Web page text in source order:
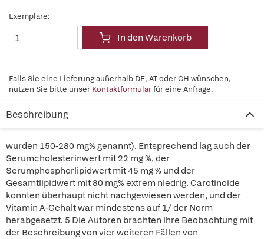
Exemplare:
In den Warenkorb
Falls Sie eine Lieferung außerhalb DE, AT oder CH wünschen,
nutzen Sie bitte unser Kontaktformularfür eine Anfrage.
Beschreibung
wurden 150-280 mg% genannt). Entsprechend lag auch der
Serumcholesterinwert mit 22 mg %, der
Serumphosphorlipidwert mit 45 mg % und der
Gesamtlipidwert mit 80 mg% extrem niedrig. Carotinoide
konnten überhaupt nicht nachgewiesen werden, und der
Vitamin A-Gehalt war mindestens auf 1/ der Norm
herabgesetzt. 5 Die Autoren brachten ihre Beobachtung mit
der Beschreibung von vier weiteren Fällen von